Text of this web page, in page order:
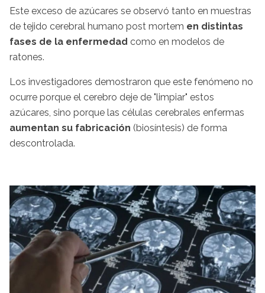
Este exceso de azúcares se observó tanto en muestras
de tejido cerebral humano post mortem en distintas
fases de la enfermedad como en modelos de
ratones.
Los investigadores demostraron que este fenómeno no
ocurre porque el cerebro deje de "limpiar" estos
azúcares, sino porque las células cerebrales enfermas
aumentan su fabricación (biosíntesis) de forma
descontrolada.